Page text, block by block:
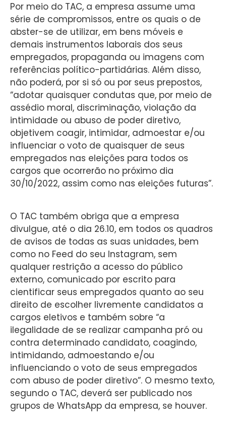
Por meio do TAC, a empresa assume uma
série de compromissos, entre os quais o de
abster-se de utilizar, em bens móveis e
demais instrumentos laborais dos seus
empregados, propaganda ou imagens com
referências político-partidárias. Além disso,
não poderá, por si só ou por seus prepostos,
“adotar quaisquer condutas que, por meio de
assédio moral, discriminação, violação da
intimidade ou abuso de poder diretivo,
objetivem coagir, intimidar, admoestar e/ou
influenciar o voto de quaisquer de seus
empregados nas eleições para todos os
cargos que ocorrerão no próximo dia
30/10/2022, assim como nas eleições futuras”.
O TAC também obriga que a empresa
divulgue, até o dia 26.10, em todos os quadros
de avisos de todas as suas unidades, bem
como no Feed do seu Instagram, sem
qualquer restrição a acesso do público
externo, comunicado por escrito para
cientificar seus empregados quanto ao seu
direito de escolher livremente candidatos a
cargos eletivos e também sobre “a
ilegalidade de se realizar campanha pró ou
contra determinado candidato, coagindo,
intimidando, admoestando e/ou
influenciando o voto de seus empregados
com abuso de poder diretivo”. O mesmo texto,
segundo o TAC, deverá ser publicado nos
grupos de WhatsApp da empresa, se houver.